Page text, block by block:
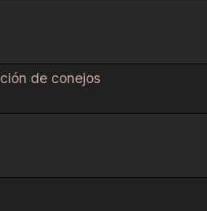
de conejos